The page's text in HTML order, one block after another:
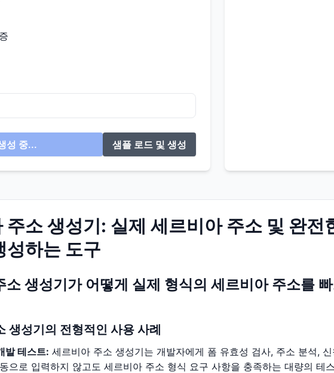
성 중... 샘플 로드 및 생성
주소 생성기: 실제 세르비아 주소 및 완전
성하는 도구
소 생성기가 어떻게 실제 형식의 세르비아 주소를
생성기의 전형적인 사용 사례
발 테스트: 세르비아 주소 생성기는 개발자에게 폼 유효성 검사, 주소 분석,
으로 입력하지 않고도 세르비아 주소 형식 요구 사항을 충족하는 대량의 테